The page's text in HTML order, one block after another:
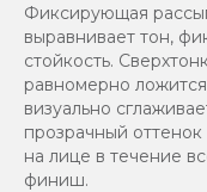
Фиксирующая
выравнивает тон,
стойкость.
равномерно
визуально
прозрачный
на лице в течение
финиш.